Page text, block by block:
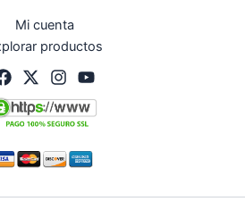
Mi cuenta
productos